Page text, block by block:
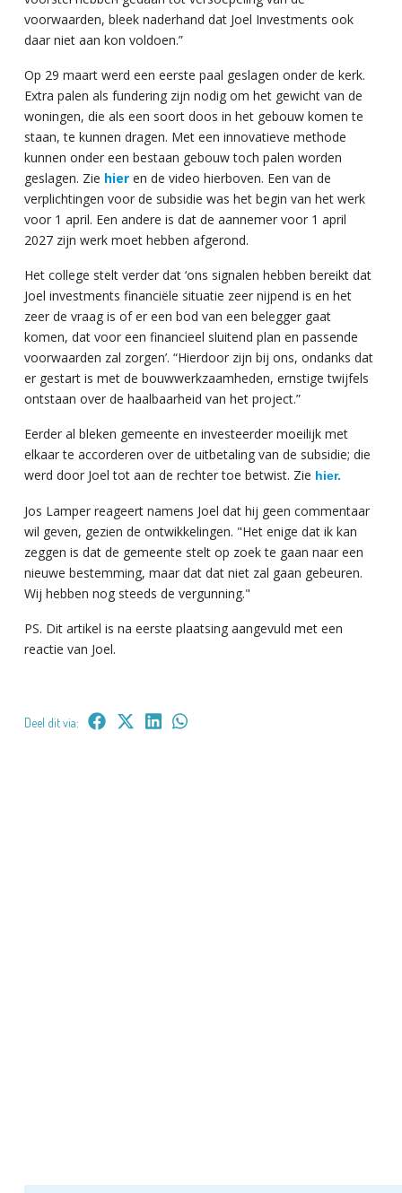
voorwaarden, bleek naderhand dat Joel Investments ook
daar niet aan kon voldoen.”
Op 29 maart werd een eerste paal geslagen onder de kerk.
Extra palen als fundering zijn nodig om het gewicht van de
woningen, die als een soort doos in het gebouw komen te
staan, te kunnen dragen. Met een innovatieve methode
kunnen onder een bestaan gebouw toch palen worden
geslagen. Zie hier en de video hierboven. Een van de
verplichtingen voor de subsidie was het begin van het werk
voor 1 april. Een andere is dat de aannemer voor 1 april
2027 zijn werk moet hebben afgerond.
Het college stelt verder dat ‘ons signalen hebben bereikt dat
Joel investments financiële situatie zeer nijpend is en het
zeer de vraag is of er een bod van een belegger gaat
komen, dat voor een financieel sluitend plan en passende
voorwaarden zal zorgen’. “Hierdoor zijn bij ons, ondanks dat
er gestart is met de bouwwerkzaamheden, ernstige twijfels
ontstaan over de haalbaarheid van het project.”
Eerder al bleken gemeente en investeerder moeilijk met
elkaar te accorderen over de uitbetaling van de subsidie; die
werd door Joel tot aan de rechter toe betwist. Zie hier.
Jos Lamper reageert namens Joel dat hij geen commentaar
wil geven, gezien de ontwikkelingen. "Het enige dat ik kan
zeggen is dat de gemeente stelt op zoek te gaan naar een
nieuwe bestemming, maar dat dat niet zal gaan gebeuren.
Wij hebben nog steeds de vergunning."
PS. Dit artikel is na eerste plaatsing aangevuld met een
reactie van Joel.
Deel dit via: